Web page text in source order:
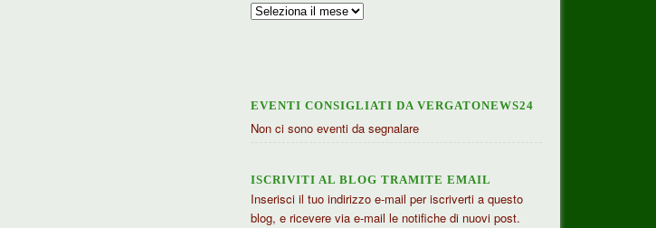
Archivio
EVENTI CONSIGLIATI DA VERGATONEWS24
Non ci sono eventi da segnalare
ISCRIVITI AL BLOG TRAMITE EMAIL
Inserisci il tuo indirizzo e-mail per iscriverti a questo
blog, e ricevere via e-mail le notifiche di nuovi post.